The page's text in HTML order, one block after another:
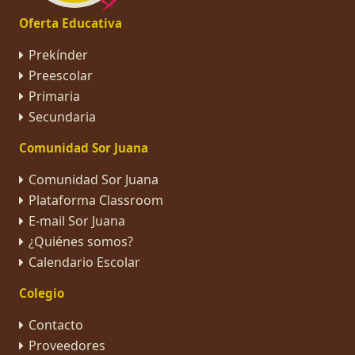
Oferta Educativa
Prekínder
Preescolar
Primaria
Secundaria
Comunidad Sor Juana
Comunidad Sor Juana
Plataforma Classroom
E-mail Sor Juana
¿Quiénes somos?
Calendario Escolar
Colegio
Contacto
Proveedores